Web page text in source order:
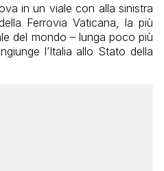
in un viale con alla sinistra
Ferrovia Vaticana, la più
del mondo – lunga poco più
l’Italia allo Stato della